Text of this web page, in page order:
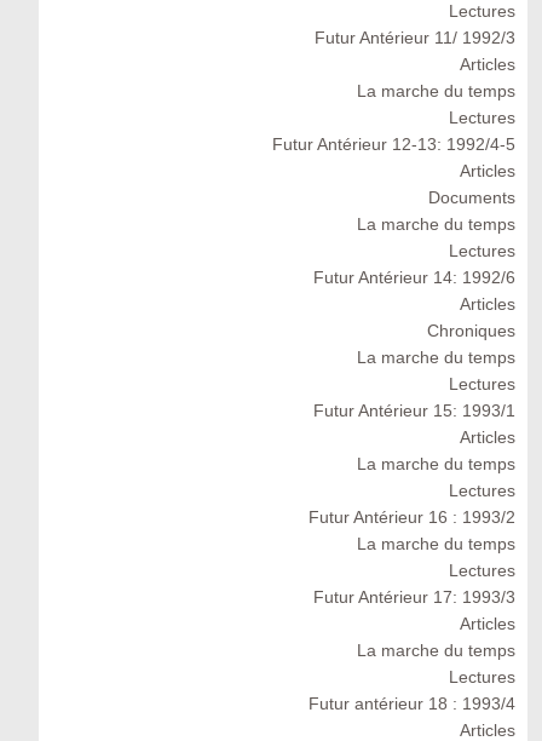
Lectures
Futur Antérieur 11/ 1992/3
Articles
La marche du temps
Lectures
Futur Antérieur 12-13: 1992/4-5
Articles
Documents
La marche du temps
Lectures
Futur Antérieur 14: 1992/6
Articles
Chroniques
La marche du temps
Lectures
Futur Antérieur 15: 1993/1
Articles
La marche du temps
Lectures
Futur Antérieur 16 : 1993/2
La marche du temps
Lectures
Futur Antérieur 17: 1993/3
Articles
La marche du temps
Lectures
Futur antérieur 18 : 1993/4
Articles